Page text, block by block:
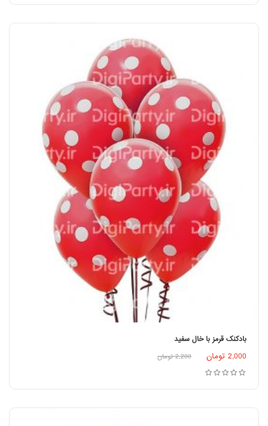
افزودن به سبد خرید
بادکنک قرمز با خال سفید
2,000 تومان 2,200 تومان